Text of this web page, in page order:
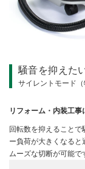
騒音を抑えた
サイレントモード（
リフォーム・内装工事
回転数を抑えることで
ー負荷が大きくなると
ムーズな切断が可能で